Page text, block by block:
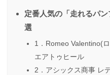
定番人気の「走れるパ
選
1．Romeo Valentino(
エアトゥヒール
2．アシックス商事 レ